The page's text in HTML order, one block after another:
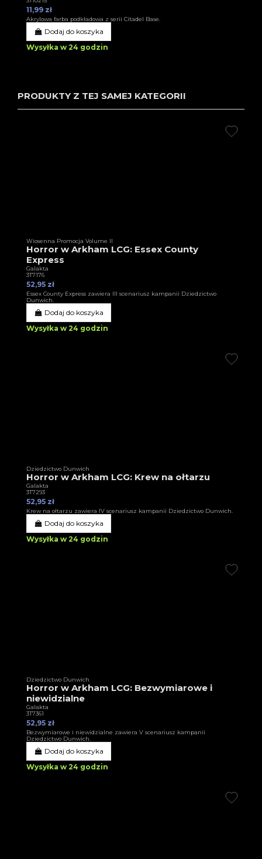
11,99 zł
Akrylowa farba podkładowa z serii Citadel Base.
Dodaj do koszyka
Wysyłka w 24 godzin
PRODUKTY Z TEJ SAMEJ KATEGORII
Wiosenna Promocja Volume II
Horror w Arkham LCG: Essex County
Express
Galakta
3T7176
52,95 zł
Essex County Express zawiera III scenariusz kampanii Dziedzictwo
Dunwich.
Dodaj do koszyka
Wysyłka w 24 godzin
Dziedzictwo Dunwich
Horror w Arkham LCG: Krew na ołtarzu
Galakta
3T7293
52,95 zł
Krew na ołtarzu zawiera IV scenariusz kampanii Dziedzictwo Dunwich.
Dodaj do koszyka
Wysyłka w 24 godzin
Dziedzictwo Dunwich
Horror w Arkham LCG: Bezwymiarowe i
niewidzialne
Galakta
3T7361
52,95 zł
Bezwymiarowe i niewidzialne zawiera V scenariusz kampanii
Dziedzictwo Dunwich.
Dodaj do koszyka
Wysyłka w 24 godzin